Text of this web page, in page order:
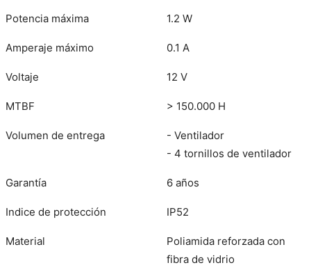
Potencia máxima 1.2 W
Amperaje máximo 0.1 A
Voltaje 12 V
MTBF > 150.000 H
Volumen de entrega
- Ventilador
- 4 tornillos de ventilador
Garantía 6 años
Indice de protección IP52
Material
Poliamida reforzada con
fibra de vidrio